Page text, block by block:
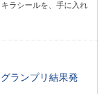
ラシールを、手に入れ
ランプリ結果発